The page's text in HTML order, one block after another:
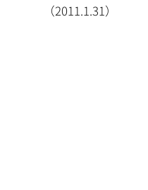
（2011.1.31）